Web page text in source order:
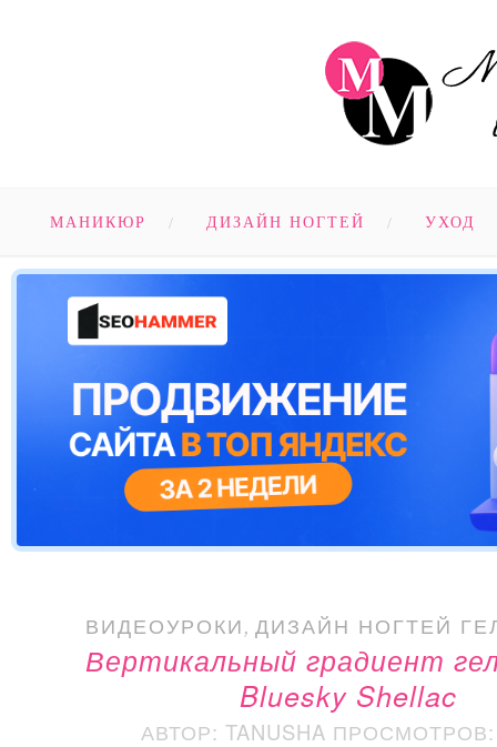
МАНИКЮР ДИЗАЙН НОГТЕЙ УХОД
ВИДЕОУРОКИ,ДИЗАЙН НОГТЕЙ
Вертикальный градиент
Bluesky Shellac
АВТОР: TANUSHA ПРОСМОТРОВ: